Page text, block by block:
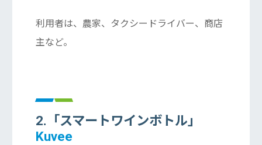
利用者は、農家、タクシードライバー、商店
主など。
2.「スマートワインボトル」
Kuvee